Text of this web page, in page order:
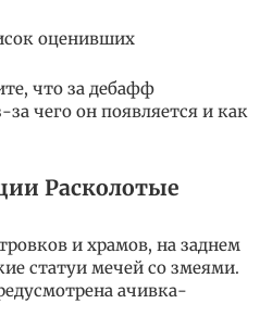
оценивших
что за дебафф
чего он появляется и как
Расколотые
и храмов, на заднем
статуи мечей со змеями.
ачивка-